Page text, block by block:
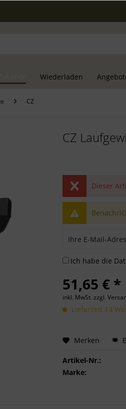
Wiederladen
CZ
CZ
Dieser
Ich habe die
51,65 € *
inkl. MwSt. zzgl.
Lieferzeit 14
Merken
Artikel-Nr.:
Marke: